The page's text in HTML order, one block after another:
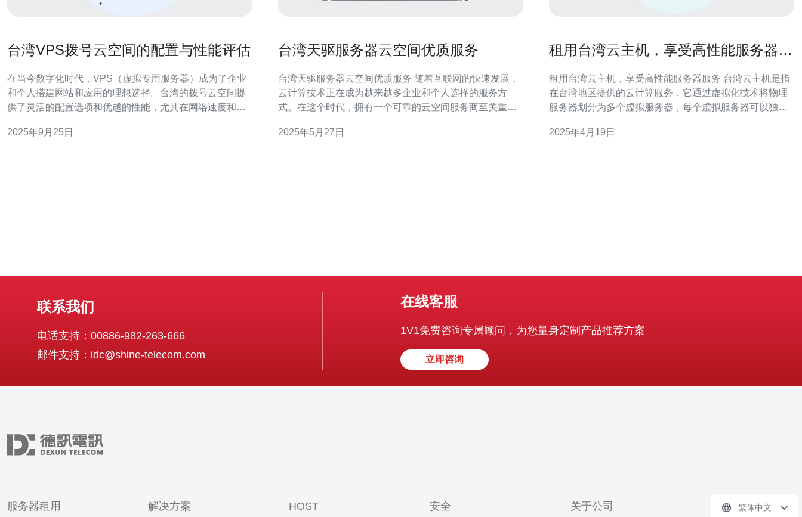
台湾VPS拨号云空间的配置与性能评估
在当今数字化时代，VPS（虚拟专用服务器）成为了企业
和个人搭建网站和应用的理想选择。台湾的拨号云空间提
供了灵活的配置选项和优越的性能，尤其在网络速度和稳
文将深入探讨不同配置对性能的影响，并推荐德讯电讯作
2025年9月25日
台湾天驱服务器云空间优质服务
台湾天驱服务器云空间优质服务 随着互联网的快速发展，
云计算技术正在成为越来越多企业和个人选择的服务方
式。在这个时代，拥有一个可靠的云空间服务商至关重
质服务备受好评。 台湾天驱服务器拥有先进的服务器设备
2025年5月27日
租用台湾云主机，享受高性能服务器服
租用台湾云主机，享受高性能服务器服务 台湾云主机是指
在台湾地区提供的云计算服务，它通过虚拟化技术将物理
服务器划分为多个虚拟服务器，每个虚拟服务器可以独立
用户获得高性能的服务器服务，同时还能享受到云计算带
2025年4月19日
联系我们
电话支持：00886-982-263-666
邮件支持：idc@shine-telecom.com
在线客服
1V1免费咨询专属顾问，为您量身定制产品推荐方案
立即咨询
服务器租用 解决方案 HOST 安全 关于公司 繁体中文